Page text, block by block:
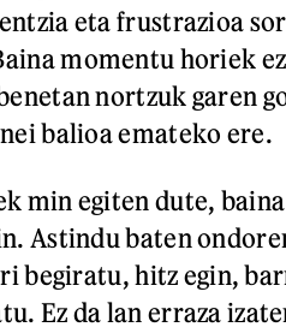
eta frustrazioa
momentu horiek
nortzuk garen
balioa emateko ere.
min egiten dute,
Astindu baten
begiratu, hitz egin,
Ez da lan erraza